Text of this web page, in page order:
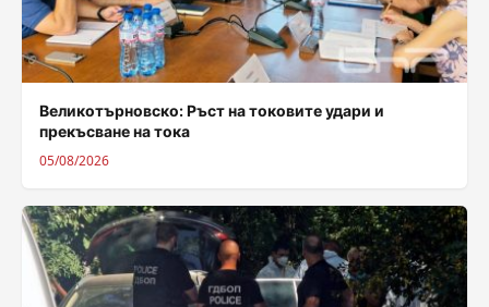
Великотърновско: Ръст на токовите удари и
прекъсване на тока
05/08/2026